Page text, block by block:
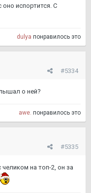
оно испортится. С
dulya понравилось это
#5334
о ней?
awe. понравилось это
#5335
на топ-2, он за